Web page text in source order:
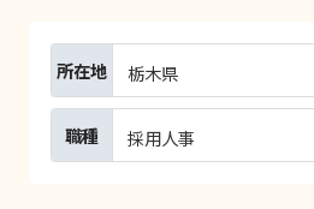
所在地 栃木県
職種 採用人事